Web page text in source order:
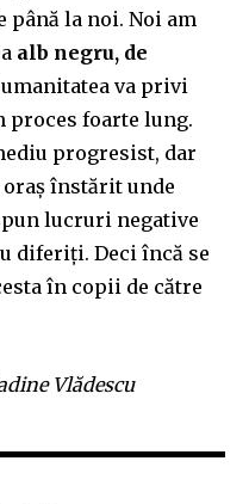
la noi. Noi am
alb negru, de
umanitatea va privi
proces foarte lung.
progresist, dar
înstărit unde
lucruri negative
diferiți. Deci încă se
în copii de către
Vlădescu